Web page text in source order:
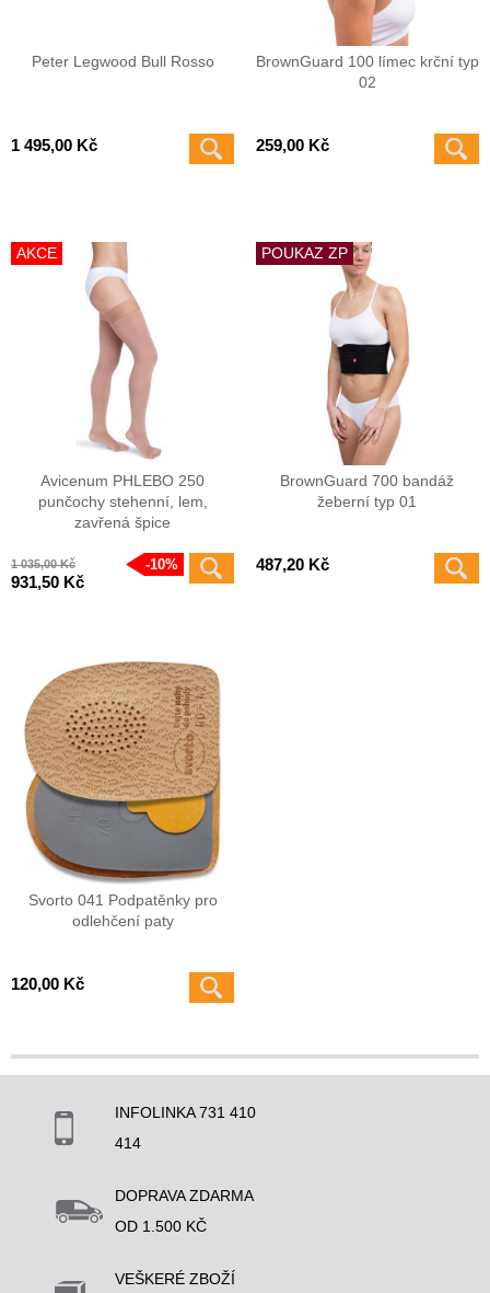
Peter Legwood Bull Rosso
1 495,00 Kč
BrownGuard 100 límec krční typ
02
259,00 Kč
AKCE
Avicenum PHLEBO 250
punčochy stehenní, lem,
zavřená špice
1 035,00 Kč 10%
931,50 Kč
POUKAZ ZP
BrownGuard 700 bandáž
žeberní typ 01
487,20 Kč
Svorto 041 Podpatěnky pro
odlehčení paty
120,00 Kč
INFOLINKA 731 410
414
DOPRAVA ZDARMA
OD 1.500 KČ
VEŠKERÉ ZBOŽÍ